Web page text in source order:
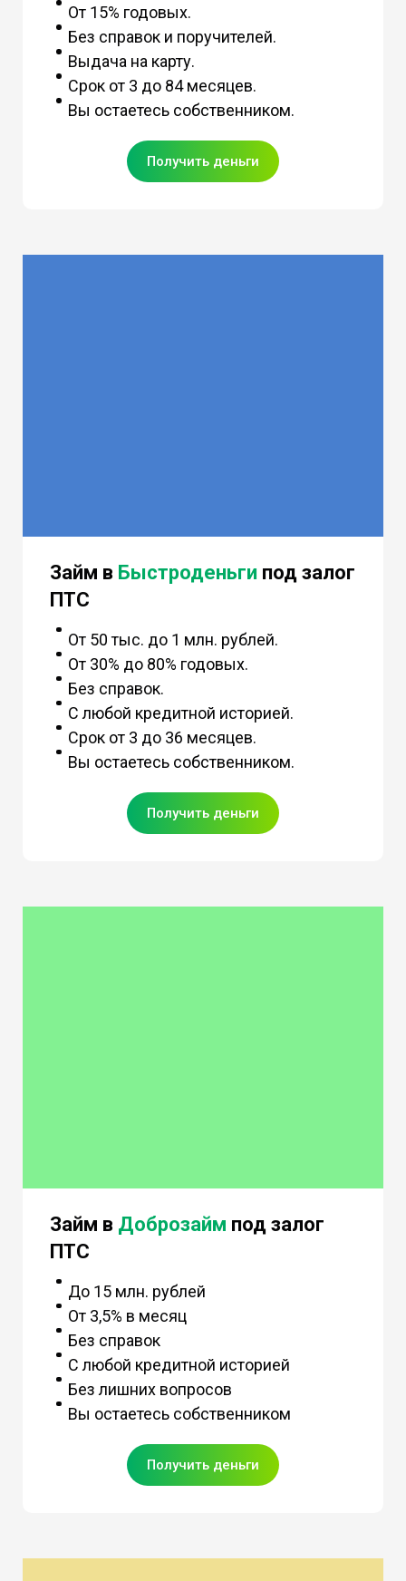
От 15% годовых.
Без справок и поручителей.
Выдача на карту.
Срок от 3 до 84 месяцев.
Вы остаетесь собственником.
Получить деньги
Займ в Быстроденьги под залог
ПТС
От 50 тыс. до 1 млн. рублей.
От 30% до 80% годовых.
Без справок.
С любой кредитной историей.
Срок от 3 до 36 месяцев.
Вы остаетесь собственником.
Получить деньги
Займ в Доброзайм под залог
ПТС
До 15 млн. рублей
От 3,5% в месяц
Без справок
С любой кредитной историей
Без лишних вопросов
Вы остаетесь собственником
Получить деньги